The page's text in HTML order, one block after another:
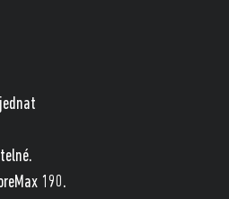
190.